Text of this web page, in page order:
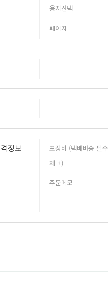
용지선택
페이지
정보
포장비 (택배배송 필수
체크)
주문메모